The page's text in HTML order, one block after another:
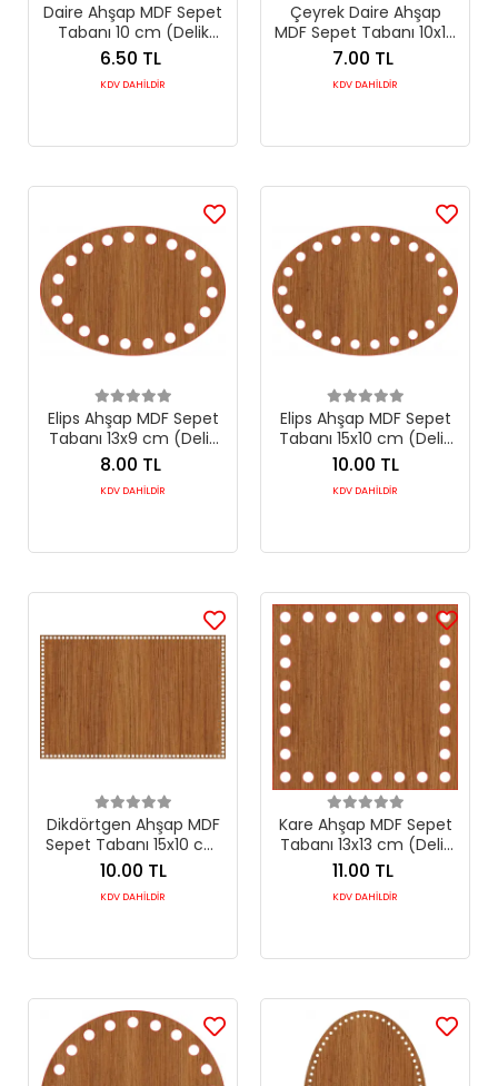
Daire Ahşap MDF Sepet
Tabanı 10 cm (Delik
Çapı 8 mm)
6.50 TL
KDV DAHİLDİR
Çeyrek Daire Ahşap
MDF Sepet Tabanı 10x10
cm (Seçilebilir Delik
7.00 TL
KDV DAHİLDİR
Elips Ahşap MDF Sepet
Tabanı 13x9 cm (Delik
Çapı 8 mm)
8.00 TL
KDV DAHİLDİR
Elips Ahşap MDF Sepet
Tabanı 15x10 cm (Delik
Çapı 8 mm)
10.00 TL
KDV DAHİLDİR
Dikdörtgen Ahşap MDF
Sepet Tabanı 15x10 cm
(Seçilebilir Delik Çapı)
10.00 TL
KDV DAHİLDİR
Kare Ahşap MDF Sepet
Tabanı 13x13 cm (Delik
Çapı 8 mm)
11.00 TL
KDV DAHİLDİR